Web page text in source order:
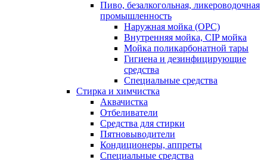
Пиво, безалкогольная, ликероводочная
промышленность
Наружная мойка (ОРС)
Внутренняя мойка, CIP мойка
Мойка поликарбонатной тары
Гигиена и дезинфицирующие
средства
Специальные средства
Стирка и химчистка
Аквачистка
Отбеливатели
Средства для стирки
Пятновыводители
Кондиционеры, аппреты
Специальные средства